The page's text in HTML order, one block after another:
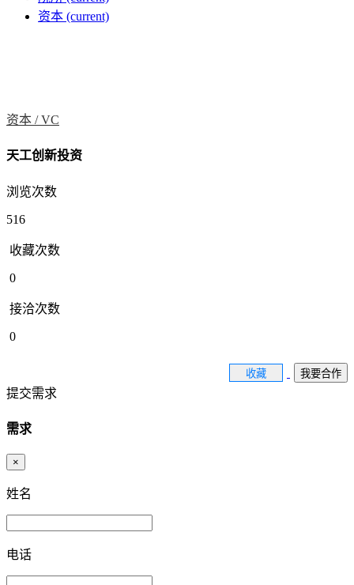
资本 (current)
资本 /VC
天工创新投资
浏览次数
516
收藏次数
0
接洽次数
0
收藏 我要合作
提交需求
需求
×
姓名
电话